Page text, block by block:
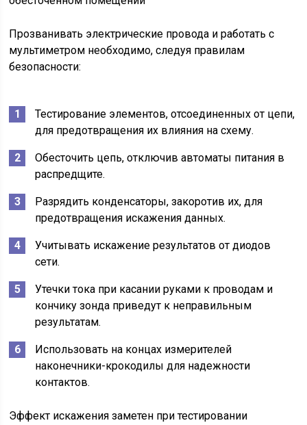
Прозванивать электрические провода и работать с
мультиметром необходимо, следуя правилам
безопасности:
Тестирование элементов, отсоединенных от цепи,
для предотвращения их влияния на схему.
Обесточить цепь, отключив автоматы питания в
распредщите.
Разрядить конденсаторы, закоротив их, для
предотвращения искажения данных.
Учитывать искажение результатов от диодов
сети.
Утечки тока при касании руками к проводам и
кончику зонда приведут к неправильным
результатам.
Использовать на концах измерителей
наконечники-крокодилы для надежности
контактов.
Эффект искажения заметен при тестировании